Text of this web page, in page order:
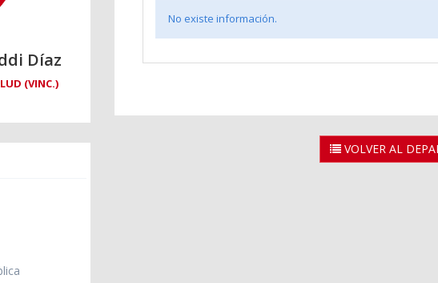
Díaz
(VINC.)
No existe información.
VOLVER AL